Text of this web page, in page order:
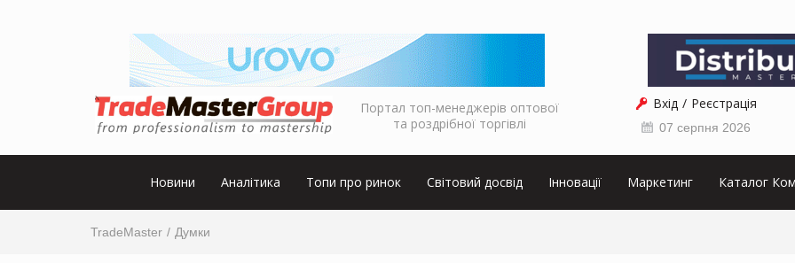
Портал топ-менеджерів оптової
та роздрібної торгівлі
Вхід Реєстрація
07 серпня 2026
Новини Аналітика Топи про ринок Світовий досвід Інновації Маркетинг Каталог
TradeMaster Думки